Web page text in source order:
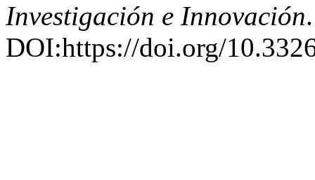
Investigación e Innovación
DOI:https://doi.org/